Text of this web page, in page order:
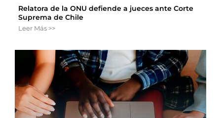
Relatora de la ONU defiende a jueces ante Corte
Suprema de Chile
Leer Más >>